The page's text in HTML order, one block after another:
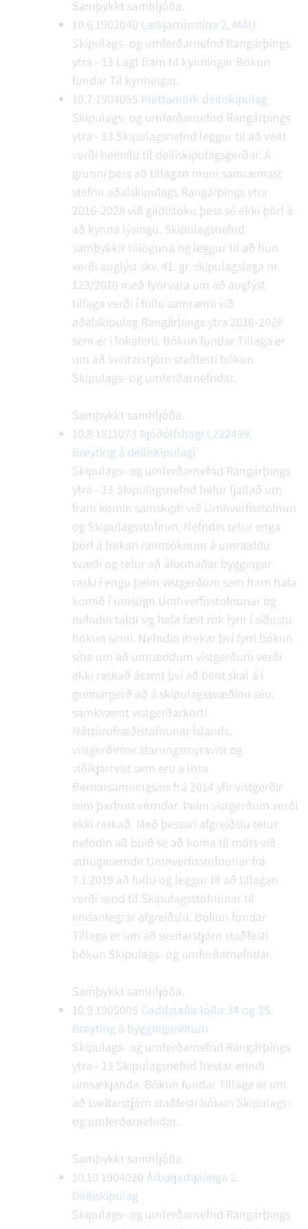
Samþykkt samhljóða.
10.6 1902040 Lækjartúnslína 2. MÁU
Skipulags- og umferðarnefnd Rangárþings
ytra - 13 Lagt fram til kynningar Bókun
fundar Til kynningar.
10.7 1904055 Klettamörk deiliskipulag
Skipulags- og umferðarnefnd Rangárþings
ytra - 13 Skipulagsnefnd leggur til að veitt
verði heimild til deiliskipulagsgerðar. Á
grunni þess að tillagan muni samræmast
stefnu aðalskipulags Rangárþings ytra
2016-2028 við gildistöku þess sé ekki þörf á
að kynna lýsingu. Skipulagsnefnd
samþykkir tillöguna og leggur til að hún
verði auglýst skv. 41. gr. skipulagslaga nr.
123/2010 með fyrirvara um að auglýst
tillaga verði í fullu samræmi við
aðalskipulag Rangárþings ytra 2016-2028
sem er í lokaferli. Bókun fundar Tillaga er
um að sveitarstjórn staðfesti bókun
Skipulags- og umferðarnefndar.
Samþykkt samhljóða.
10.8 1811073 Þjóðólfshagi L222499.
Breyting á deiliskipulagi
Skipulags- og umferðarnefnd Rangárþings
ytra - 13 Skipulagsnefnd hefur fjallað um
fram komin samskipti við Umhverfisstofnun
og Skipulagsstofnun. Nefndin telur enga
þörf á frekari rannsóknum á umræddu
svæði og telur að áformaðar byggingar
raski í engu þeim vistgerðum sem fram hafa
komið í umsögn Umhverfisstofnunar og
nefndin taldi sig hafa fært rök fyrir í síðustu
bókun sinni. Nefndin ítrekar því fyrri bókun
sína um að umræddum vistgerðum verði
ekki raskað ásamt því að bent skal á í
greinargerð að á skipulagssvæðinu séu,
samkvæmt vistgerðarkorti
Náttúrufræðistofnunar Íslands,
vistgerðirnar starungsmýravist og
víðikjarrvist sem eru a lista
Bernarsamningsins frá 2014 yfir vistgerðir
sem þarfnist verndar. Þeim vistgerðum verði
ekki raskað. Með þessari afgreiðslu telur
nefndin að búið sé að koma til móts við
athugasemdir Umhverfisstofnunar frá
7.1.2019 að fullu og leggur til að tillagan
verði send til Skipulagsstofnunar til
endanlegrar afgreiðslu. Bókun fundar
Tillaga er um að sveitarstjórn staðfesti
bókun Skipulags- og umferðarnefndar.
Samþykkt samhljóða.
10.9 1905005 Gaddstaðir lóðir 34 og 35.
Breyting á byggingareitum
Skipulags- og umferðarnefnd Rangárþings
ytra - 13 Skipulagsnefnd frestar erindi
umsækjanda. Bókun fundar Tillaga er um
að sveitarstjórn staðfesti bókun Skipulags-
og umferðarnefndar.
Samþykkt samhljóða.
10.10 1904020 Árbæjarhjáleiga 2.
Deiliskipulag
Skipulags- og umferðarnefnd Rangárþings